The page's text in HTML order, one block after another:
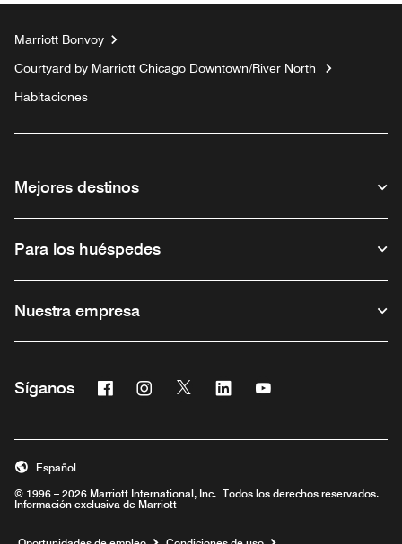
Marriott Bonvoy
Courtyard by Marriott Chicago Downtown/River North
Habitaciones
Mejores destinos
Para los huéspedes
Nuestra empresa
Síganos Facebook
Abre una ventana nueva
Instagram
Abre una ventana nueva
Twitter
Abre una ventana nueva
Linkedin
Abre una ventana nueva
Abre una ventana
© 1996 – 2026 Marriott International, Inc. Todos los derechos reservados.
Información exclusiva de Marriott
Español